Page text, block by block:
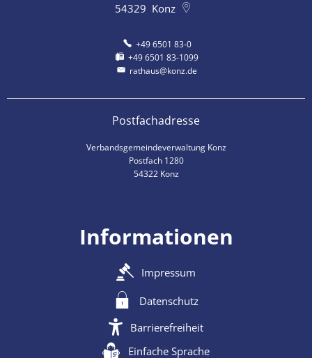
54329 Konz
+49 6501 83-0
+49 6501 83-1099
rathaus@konz.de
Postfachadresse
Verbandsgemeindeverwaltung Konz
Postfach 1280
54322 Konz
Informationen
Impressum
Datenschutz
Barrierefreiheit
Einfache Sprache